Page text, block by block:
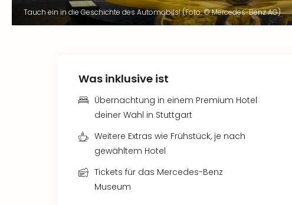
Tauch ein in die Geschichte des Automobils! (Foto: © Mercedes-Benz AG)
Was inklusive ist
Übernachtung in einem Premium Hotel
deiner Wahl in Stuttgart
Weitere Extras wie Frühstück, je nach
gewähltem Hotel
Tickets für das Mercedes-Benz
Museum